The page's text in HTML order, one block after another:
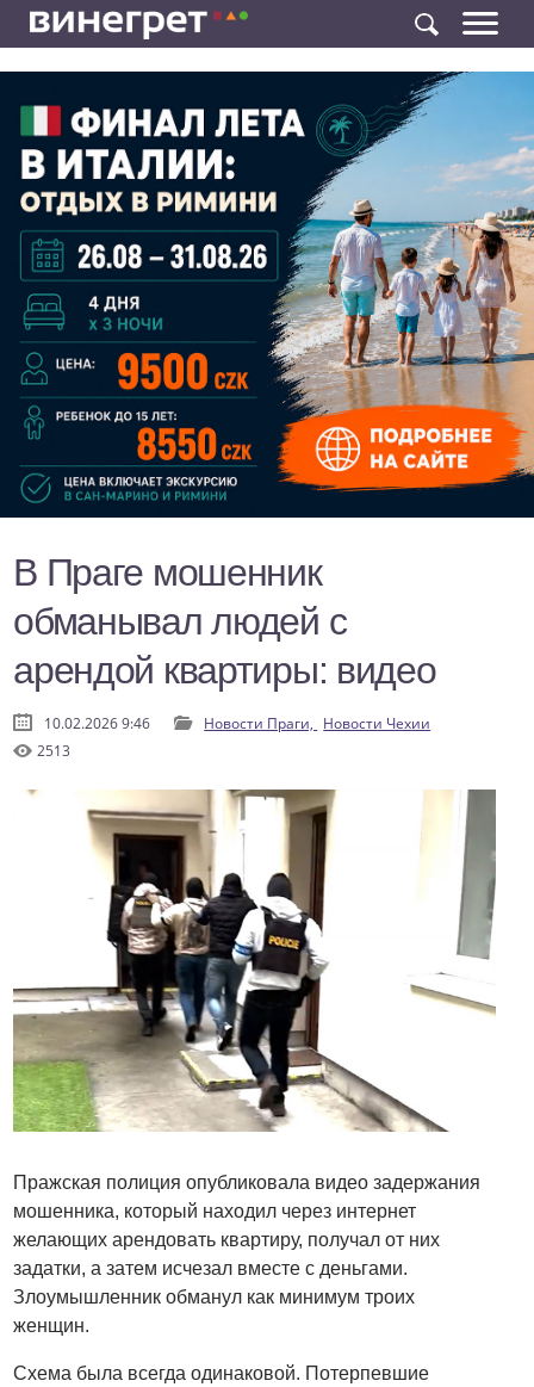
В Праге мошенник
обманывал людей с
арендой квартиры: видео
10.02.2026 9:46 Новости Праги, Новости Чехии
2513
Пражская полиция опубликовала видео задержания
мошенника, который находил через интернет
желающих арендовать квартиру, получал от них
задатки, а затем исчезал вместе с деньгами.
Злоумышленник обманул как минимум троих
женщин.
Схема была всегда одинаковой. Потерпевшие